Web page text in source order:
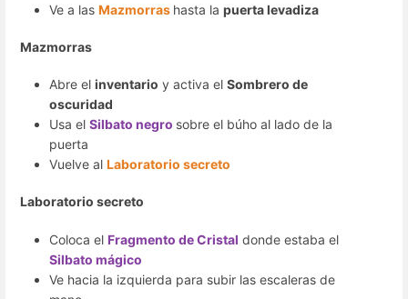
Ve a las Mazmorras hasta la puerta levadiza
Mazmorras
Abre el inventario y activa el Sombrero de
oscuridad
Usa el Silbato negro sobre el búho al lado de la
puerta
Vuelve al Laboratorio secreto
Laboratorio secreto
Coloca el Fragmento de Cristal donde estaba el
Silbato mágico
Ve hacia la izquierda para subir las escaleras de